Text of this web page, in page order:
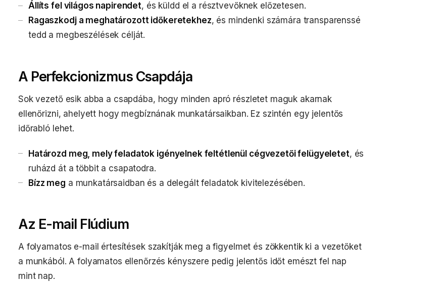
Állíts fel világos napirendet, és küldd el a résztvevőknek előzetesen.
Ragaszkodj a meghatározott időkeretekhez, és mindenki számára transparenssé
tedd a megbeszélések célját.
A Perfekcionizmus Csapdája
Sok vezető esik abba a csapdába, hogy minden apró részletet maguk akarnak
ellenőrizni, ahelyett hogy megbíznának munkatársaikban. Ez szintén egy jelentős
időrabló lehet.
Határozd meg, mely feladatok igényelnek feltétlenül cégvezetői felügyeletet, és
ruházd át a többit a csapatodra.
Bízz meg a munkatársaidban és a delegált feladatok kivitelezésében.
Az E-mail Flúdium
A folyamatos e-mail értesítések szakítják meg a figyelmet és zökkentik ki a vezetőket
a munkából. A folyamatos ellenőrzés kényszere pedig jelentős időt emészt fel nap
mint nap.